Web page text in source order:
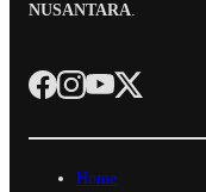
NUSANTARA.
Home